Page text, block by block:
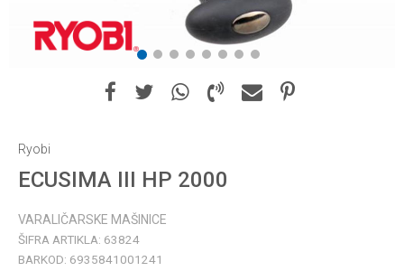
1 2 3 4 5 6 7 8
Ryobi
ECUSIMA III HP 2000
VARALIČARSKE MAŠINICE
ŠIFRA ARTIKLA: 63824
BARKOD: 6935841001241